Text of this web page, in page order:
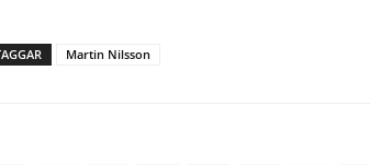
Martin Nilsson